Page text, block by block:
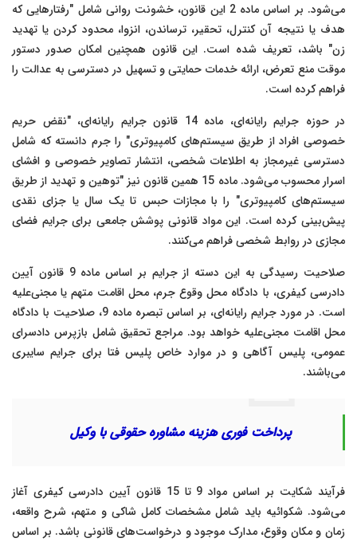
می‌شود. بر اساس ماده 2 این قانون، خشونت روانی شامل "رفتارهایی که
هدف یا نتیجه آن کنترل، تحقیر، ترساندن، انزوا، محدود کردن یا تهدید
زن" باشد، تعریف شده است. این قانون همچنین امکان صدور دستور
موقت منع تعرض، ارائه خدمات حمایتی و تسهیل در دسترسی به عدالت را
فراهم کرده است.
در حوزه جرایم رایانه‌ای، ماده 14 قانون جرایم رایانه‌ای، "نقض حریم
خصوصی افراد از طریق سیستم‌های کامپیوتری" را جرم دانسته که شامل
دسترسی غیرمجاز به اطلاعات شخصی، انتشار تصاویر خصوصی و افشای
اسرار محسوب می‌شود. ماده 15 همین قانون نیز "توهین و تهدید از طریق
سیستم‌های کامپیوتری" را با مجازات حبس تا یک سال یا جزای نقدی
پیش‌بینی کرده است. این مواد قانونی پوشش جامعی برای جرایم فضای
مجازی در روابط شخصی فراهم می‌کنند.
صلاحیت رسیدگی به این دسته از جرایم بر اساس ماده 9 قانون آیین
دادرسی کیفری، با دادگاه محل وقوع جرم، محل اقامت متهم یا مجنی‌علیه
است. در مورد جرایم رایانه‌ای، بر اساس تبصره ماده 9، صلاحیت با دادگاه
محل اقامت مجنی‌علیه خواهد بود. مراجع تحقیق شامل بازپرس دادسرای
عمومی، پلیس آگاهی و در موارد خاص پلیس فتا برای جرایم سایبری
می‌باشند.
پرداخت فوری هزینه مشاوره حقوقی با وکیل
فرآیند شکایت بر اساس مواد 9 تا 15 قانون آیین دادرسی کیفری آغاز
می‌شود. شکوائیه باید شامل مشخصات کامل شاکی و متهم، شرح واقعه،
زمان و مکان وقوع، مدارک موجود و درخواست‌های قانونی باشد. بر اساس